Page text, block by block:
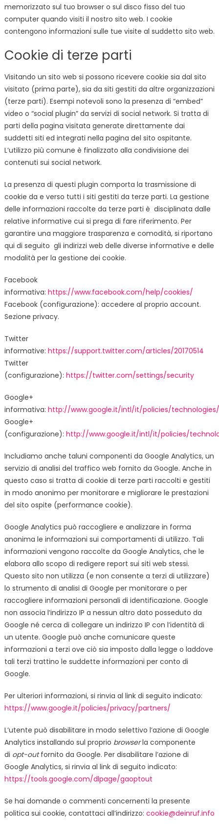
memorizzato sul tuo browser o sul disco fisso del tuo
computer quando visiti il nostro sito web. I cookie
contengono informazioni sulle tue visite al suddetto sito web.
Cookie di terze parti
Visitando un sito web si possono ricevere cookie sia dal sito
visitato (prima parte), sia da siti gestiti da altre organizzazioni
(terze parti). Esempi notevoli sono la presenza di “embed”
video o “social plugin” da servizi di social network. Si tratta di
parti della pagina visitata generate direttamente dai
suddetti siti ed integrati nella pagina del sito ospitante.
L’utilizzo più comune è finalizzato alla condivisione dei
contenuti sui social network.
La presenza di questi plugin comporta la trasmissione di
cookie da e verso tutti i siti gestiti da terze parti. La gestione
delle informazioni raccolte da terze parti è disciplinata dalle
relative informative cui si prega di fare riferimento. Per
garantire una maggiore trasparenza e comodità, si riportano
qui di seguito gli indirizzi web delle diverse informative e delle
modalità per la gestione dei cookie.
Facebook
informativa: https://www.facebook.com/help/cookies/
Facebook (configurazione): accedere al proprio account.
Sezione privacy.
Twitter
informative: https://support.twitter.com/articles/20170514
Twitter
(configurazione): https://twitter.com/settings/security
Google+
informativa: http://www.google.it/intl/it/policies/
Google+
(configurazione): http://www.google.it/intl/it/policies/
Includiamo anche taluni componenti da Google Analytics, un
servizio di analisi del traffico web fornito da Google. Anche in
questo caso si tratta di cookie di terze parti raccolti e gestiti
in modo anonimo per monitorare e migliorare le prestazioni
del sito ospite (performance cookie).
Google Analytics può raccogliere e analizzare in forma
anonima le informazioni sui comportamenti di utilizzo. Tali
informazioni vengono raccolte da Google Analytics, che le
elabora allo scopo di redigere report sui siti web stessi.
Questo sito non utilizza (e non consente a terzi di utilizzare)
lo strumento di analisi di Google per monitorare o per
raccogliere informazioni personali di identificazione. Google
non associa l’indirizzo IP a nessun altro dato posseduto da
Google né cerca di collegare un indirizzo IP con l’identità di
un utente. Google può anche comunicare queste
informazioni a terzi ove ciò sia imposto dalla legge o laddove
tali terzi trattino le suddette informazioni per conto di
Google.
Per ulteriori informazioni, si rinvia al link di seguito indicato:
https://www.google.it/policies/privacy/partners/
L’utente può disabilitare in modo selettivo l’azione di Google
Analytics installando sul proprio browserla componente
di opt-outfornito da Google. Per disabilitare l’azione di
Google Analytics, si rinvia al link di seguito indicato:
https://tools.google.com/dlpage/gaoptout
Se hai domande o commenti concernenti la presente
politica sui cookie, contattaci all’indirizzo: cookie@deinruf.info